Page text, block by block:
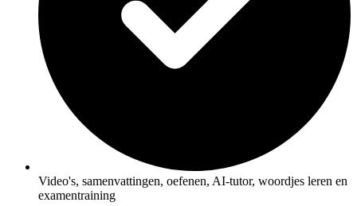
Video's, samenvattingen, oefenen, AI-tutor, woordjes leren en
examentraining